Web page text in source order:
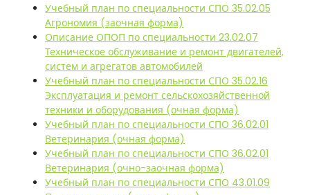
Учебный план по специальности СПО 35.02.05
Агрономия (заочная форма)
Описание ОПОП по специальности 23.02.07
Техническое обслуживание и ремонт двигателей,
систем и агрегатов автомобилей
Учебный план по специальности СПО 35.02.16
Эксплуатация и ремонт сельскохозяйственной
техники и оборудования (очная форма)
Учебный план по специальности СПО 36.02.01
Ветеринария (очная форма)
Учебный план по специальности СПО 36.02.01
Ветеринария (очно-заочная форма)
Учебный план по специальности СПО 43.01.09